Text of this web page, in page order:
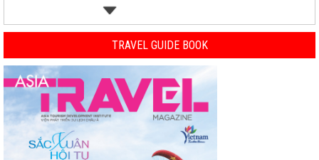
TRAVEL GUIDE BOOK
Previous